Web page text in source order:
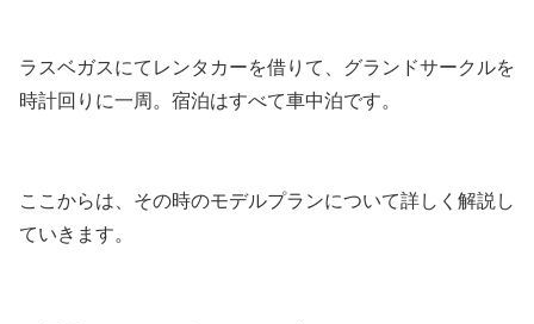
ラスベガスにてレンタカーを借りて、グランドサークルを
時計回りに一周。宿泊はすべて車中泊です。
ここからは、その時のモデルプランについて詳しく解説し
ていきます。